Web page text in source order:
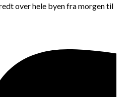
over hele byen fra morgen til